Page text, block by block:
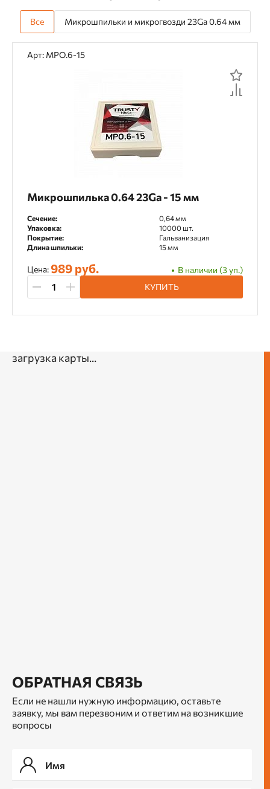
Все Микрошпильки и микрогвозди 23Ga 0.64 мм
Арт: MPO.6-15
Микрошпилька 0.64 23Ga - 15 мм
Сечение:
0,64 мм
Упаковка:
10000 шт.
Покрытие:
Гальванизация
Длина шпильки:
15 мм
Цена:989 руб.
В наличии (3 уп.)
КУПИТЬ
загрузка карты...
ОБРАТНАЯ СВЯЗЬ
Если не нашли нужную информацию, оставьте
заявку, мы вам перезвоним и ответим на возникшие
вопросы